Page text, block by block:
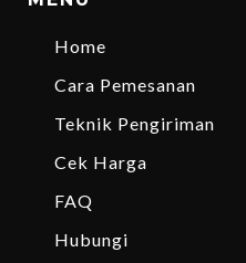
Home
Cara Pemesanan
Teknik Pengiriman
Cek Harga
FAQ
Hubungi